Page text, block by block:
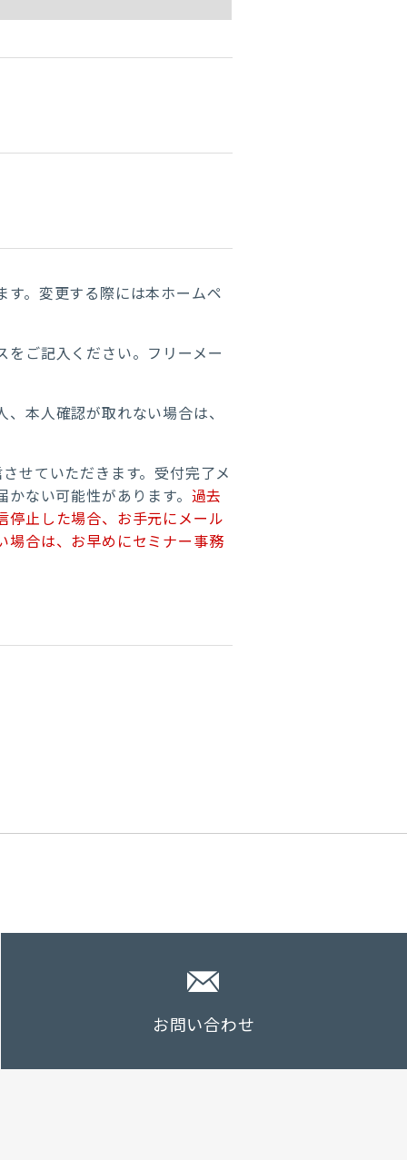
。変更する際には本ホームペ
ご記入ください。フリーメー
本人確認が取れない場合は、
せていただきます。受付完了メ
ない可能性があります。 過去
停止した場合、お手元にメール
場合は、お早めにセミナー事務
お問い合わせ